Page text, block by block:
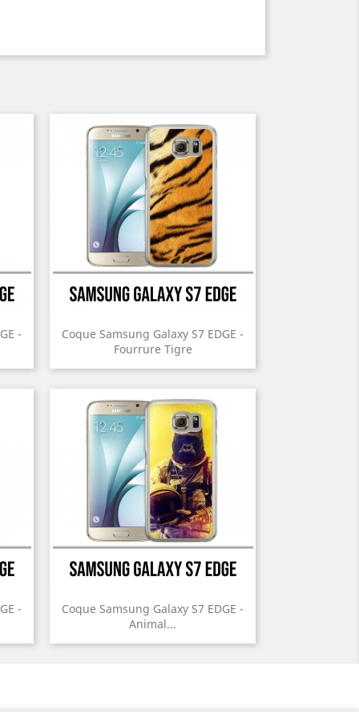
-
Coque Samsung Galaxy S7 EDGE -
Fourrure Tigre
-
Coque Samsung Galaxy S7 EDGE -
Animal...